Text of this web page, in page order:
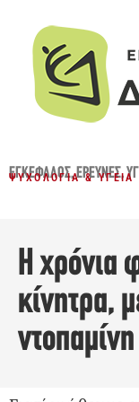
ΕΓΚΈΦΑΛΟΣ,ΈΡΕΥΝΕΣ,
ΨΥΧΟΛΟΓΊΑ & ΥΓΕΊΑ
Η χρόνια
κίνητρα,